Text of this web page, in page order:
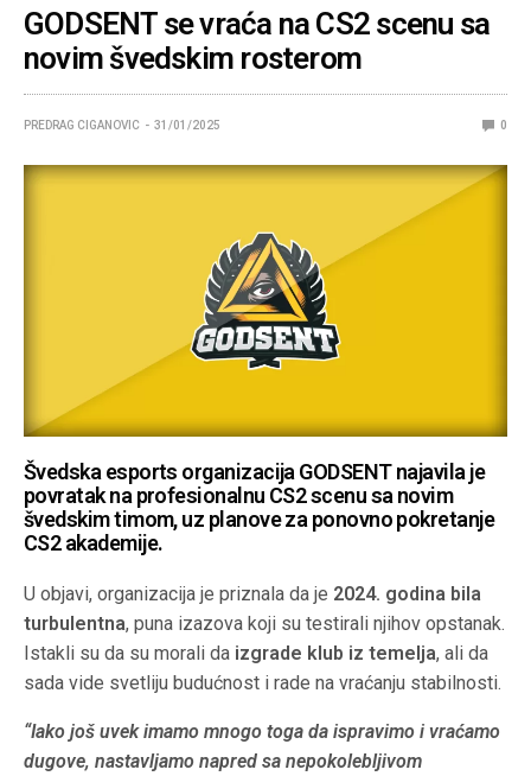
GODSENT se vraća na CS2 scenu sa
novim švedskim rosterom
PREDRAG CIGANOVIC 31/01/2025 0
Švedska esports organizacija GODSENTnajavila je
povratak na profesionalnu CS2 scenu sa novim
švedskim timom, uz planove za ponovno pokretanje
CS2 akademije.
U objavi, organizacija je priznala da je 2024. godina bila
turbulentna, puna izazova koji su testirali njihov opstanak.
Istakli su da su morali da izgrade klub iz temelja, ali da
sada vide svetliju budućnost i rade na vraćanju stabilnosti.
“Iako još uvek imamo mnogo toga da ispravimo i vraćamo
dugove, nastavljamo napred sa nepokolebljivom